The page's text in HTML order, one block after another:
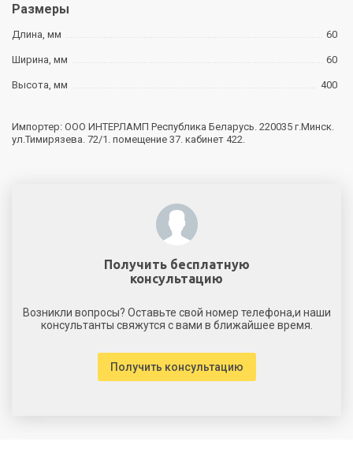
Размеры
Длина, мм 60
Ширина, мм 60
Высота, мм 400
Импортер: ООО ИНТЕРЛАМП Республика Беларусь. 220035 г.Минск.
ул.Тимирязева. 72/1. помещение 37. кабинет 422.
Получить бесплатную
консультацию
Возникли вопросы? Оставьте свой номер телефона,и наши
консультанты свяжутся с вами в ближайшее время.
Получить консультацию